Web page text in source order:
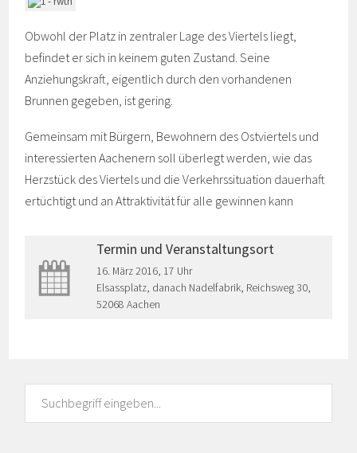
Obwohl der Platz in zentraler Lage des Viertels liegt,
befindet er sich in keinem guten Zustand. Seine
Anziehungskraft, eigentlich durch den vorhandenen
Brunnen gegeben, ist gering.
Gemeinsam mit Bürgern, Bewohnern des Ostviertels und
interessierten Aachenern soll überlegt werden, wie das
Herzstück des Viertels und die Verkehrssituation dauerhaft
ertüchtigt und an Attraktivität für alle gewinnen kann
Termin und Veranstaltungsort
16. März 2016, 17 Uhr
Elsassplatz, danach Nadelfabrik, Reichsweg 30,
52068 Aachen